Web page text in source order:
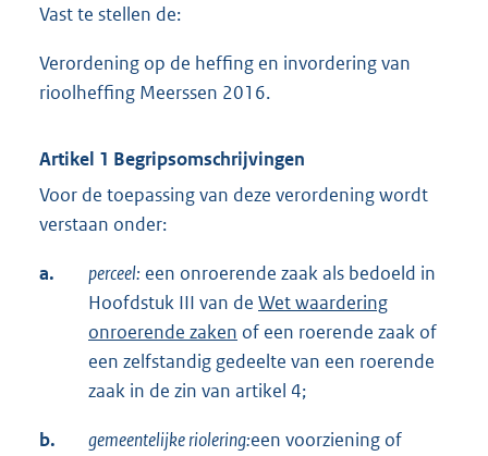
Vast te stellen de:
Verordening op de heffing en invordering van
rioolheffing Meerssen 2016.
Artikel 1 Begripsomschrijvingen
Voor de toepassing van deze verordening wordt
verstaan onder:
a. perceel: een onroerende zaak als bedoeld in
Hoofdstuk III van de Wet waardering
onroerende zaken of een roerende zaak of
een zelfstandig gedeelte van een roerende
zaak in de zin van artikel 4;
b. gemeentelijke riolering:een voorziening of